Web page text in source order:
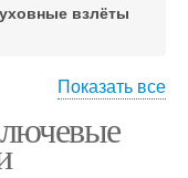
взлёты
Показать все